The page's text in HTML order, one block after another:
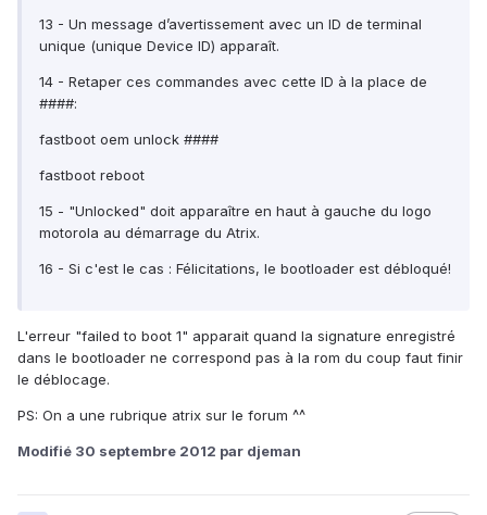
13 - Un message d’avertissement avec un ID de terminal
unique (unique Device ID) apparaît.
14 - Retaper ces commandes avec cette ID à la place de
####:
fastboot oem unlock ####
fastboot reboot
15 - "Unlocked" doit apparaître en haut à gauche du logo
motorola au démarrage du Atrix.
16 - Si c'est le cas : Félicitations, le bootloader est débloqué!
L'erreur "failed to boot 1" apparait quand la signature enregistré
dans le bootloader ne correspond pas à la rom du coup faut finir
le déblocage.
PS: On a une rubrique atrix sur le forum ^^
Modifié 30 septembre 2012 par djeman